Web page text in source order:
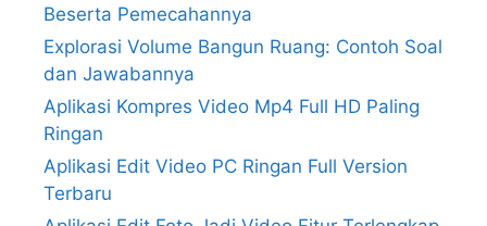
Beserta Pemecahannya
Explorasi Volume Bangun Ruang: Contoh Soal
dan Jawabannya
Aplikasi Kompres Video Mp4 Full HD Paling
Ringan
Aplikasi Edit Video PC Ringan Full Version
Terbaru